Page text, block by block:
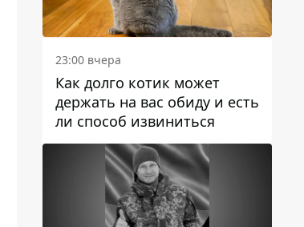
23:00 вчера
Как долго котик может
держать на вас обиду и есть
ли способ извиниться